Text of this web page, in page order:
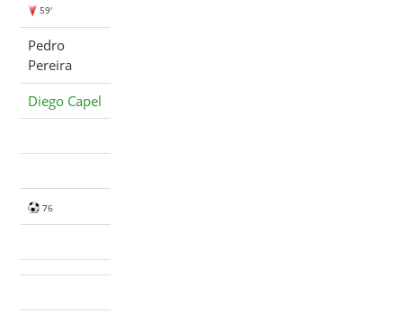
59'
Pedro
Pereira
Diego Capel
76